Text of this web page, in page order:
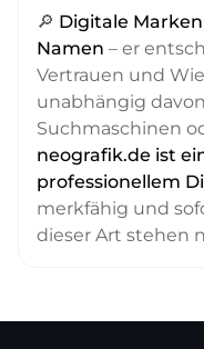
🔎 Digitale
Namen – er
Vertrauen und
unabhängig
Suchmaschinen
neografik.de ist
professionellem
merkfähig und
dieser Art stehen